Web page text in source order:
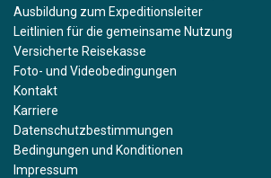
Ausbildung zum Expeditionsleiter
Leitlinien für die gemeinsame Nutzung
Versicherte Reisekasse
Foto- und Videobedingungen
Kontakt
Karriere
Datenschutzbestimmungen
Bedingungen und Konditionen
Impressum